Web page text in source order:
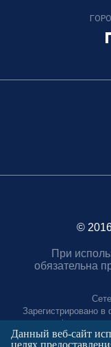
©
При
обязательна
Зарегистрировано
связи,
Регистрационный
Данный веб-сайт
целях